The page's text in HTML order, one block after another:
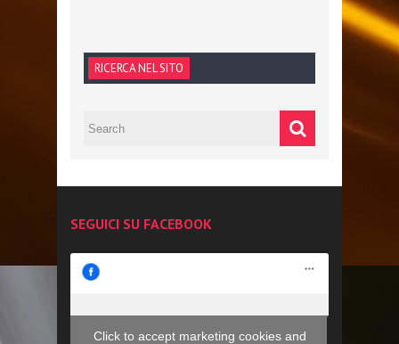
RICERCA NEL SITO
SEGUICI SU FACEBOOK
Click to accept marketing cookies and